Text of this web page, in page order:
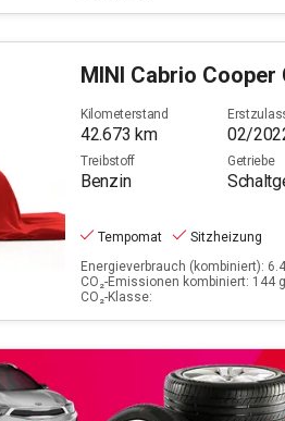
MINI Cabrio Cooper Classic Trim
Kilometerstand
42.673 km 02/
Treibstoff
Benzin
Getriebe
Tempomat
Sitzheizung
Energieverbrauch (kombiniert):
CO₂-Emissionen kombiniert: 144
CO₂-Klasse: